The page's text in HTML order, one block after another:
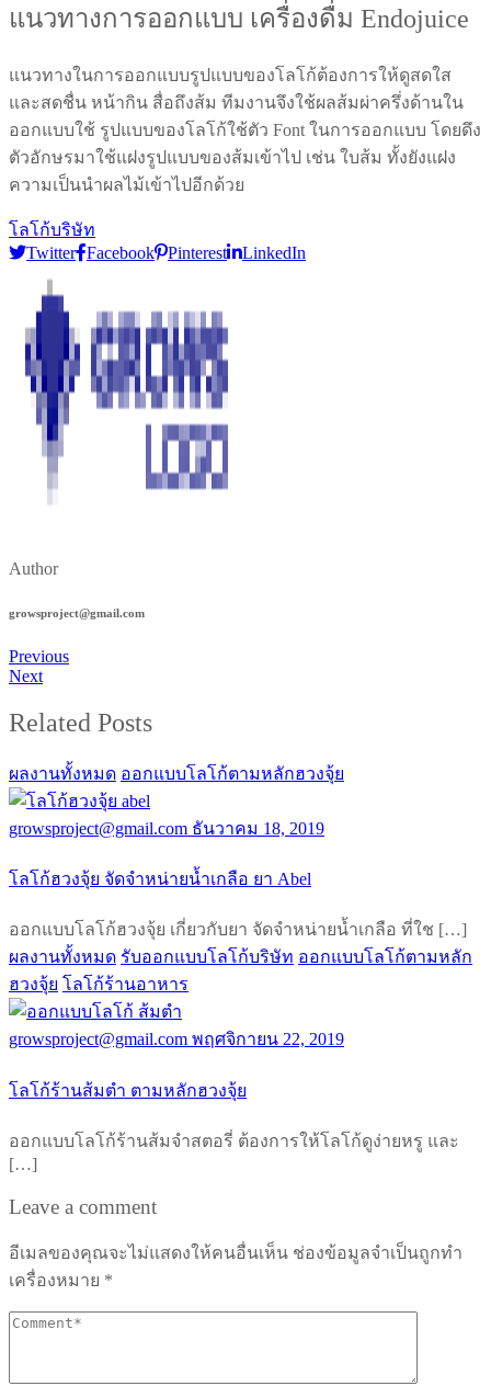
แนวทางการออกแบบ เครื่องดื่ม Endojuice
แนวทางในการออกแบบรูปแบบของโลโก้ต้องการให้ดูสดใส
และสดชื่น หน้ากิน สื่อถึงส้ม ทีมงานจึงใช้ผลส้มผ่าครึ่งด้านใน
ออกแบบใช้ รูปแบบของโลโก้ใช้ตัว Font ในการออกแบบ โดยดึง
ตัวอักษรมาใช้แฝงรูปแบบของส้มเข้าไป เช่น ใบส้ม ทั้งยังแฝง
ความเป็นนำผลไม้เข้าไปอีกด้วย
โลโก้บริษัท
Twitter Facebook Pinterest LinkedIn
Author
growsproject@gmail.com
Previous
Next
Related Posts
ผลงานทั้งหมด ออกแบบโลโก้ตามหลักฮวงจุ้ย
growsproject@gmail.com ธันวาคม 18, 2019
โลโก้ฮวงจุ้ย จัดจำหน่ายน้ำเกลือ ยา Abel
ออกแบบโลโก้ฮวงจุ้ย เกี่ยวกับยา จัดจำหน่ายน้ำเกลือ ที่ใช […]
ผลงานทั้งหมด รับออกแบบโลโก้บริษัท ออกแบบโลโก้ตามหลัก
ฮวงจุ้ย โลโก้ร้านอาหาร
growsproject@gmail.com พฤศจิกายน 22, 2019
โลโก้ร้านส้มตำ ตามหลักฮวงจุ้ย
ออกแบบโลโก้ร้านส้มจำสตอรี่ ต้องการให้โลโก้ดูง่ายหรู และ
[…]
Leave a comment
อีเมลของคุณจะไม่แสดงให้คนอื่นเห็น ช่องข้อมูลจำเป็นถูกทำ
เครื่องหมาย *